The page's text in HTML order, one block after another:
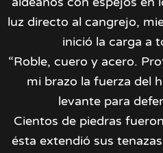
luz directo al cangrejo,
inició la carga a
“Roble, cuero y acero.
mi brazo la fuerza del
levante para
Cientos de piedras
ésta extendió sus